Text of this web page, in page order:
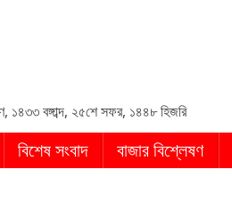
১৪৩৩ বঙ্গাব্দ, ২৫শে সফর, ১৪৪৮ হিজরি
বিশেষ সংবাদ বাজার বিশ্লেষণ